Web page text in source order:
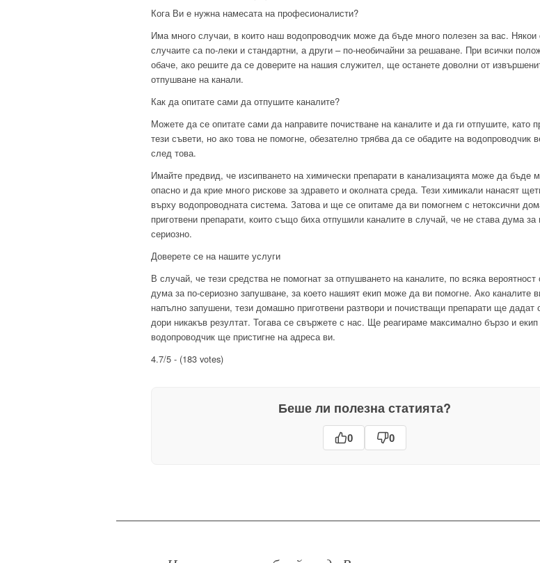
Кога Ви е нужна намесата на професионалисти?
Има много случаи, в които наш водопроводчик може да бъде много полезен за вас. Някои
случаите са по-леки и стандартни, а други – по-необичайни за решаване. При всички
обаче, ако решите да се доверите на нашия служител, ще останете доволни от
отпушване на канали.
Как да опитате сами да отпушите каналите?
Можете да се опитате сами да направите почистване на каналите и да ги отпушите, като
тези съвети, но ако това не помогне, обезателно трябва да се обадите на водопроводчик
след това.
Имайте предвид, че изсипването на химически препарати в канализацията може да бъде
опасно и да крие много рискове за здравето и околната среда. Тези химикали нанасят
върху водопроводната система. Затова и ще се опитаме да ви помогнем с нетоксични
приготвени препарати, които също биха отпушили каналите в случай, че не става дума
сериозно.
Доверете се на нашите услуги
В случай, че тези средства не помогнат за отпушването на каналите, по всяка вероятност
дума за по-сериозно запушване, за което нашият екип може да ви помогне. Ако каналите
напълно запушени, тези домашно приготвени разтвори и почистващи препарати ще дадат
дори никакъв резултат. Тогава се свържете с нас. Ще реагираме максимално бързо и
водопроводчик ще пристигне на адреса ви.
4.7/5 - (183 votes)
Беше ли полезна статията?
0 0